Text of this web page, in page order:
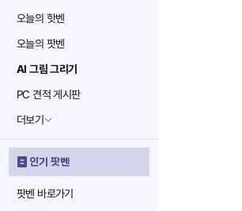
오늘의 핫벤
오늘의 팟벤
AI 그림 그리기
PC 견적 게시판
더보기
인기 팟벤
팟벤 바로가기